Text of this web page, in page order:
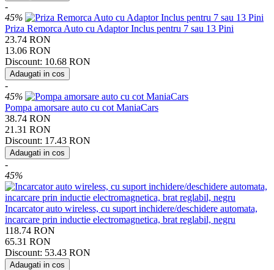
-
45%
Priza Remorca Auto cu Adaptor Inclus pentru 7 sau 13 Pini
23.74 RON
13.06 RON
Discount: 10.68 RON
Adaugati in cos
-
45%
Pompa amorsare auto cu cot ManiaCars
38.74 RON
21.31 RON
Discount: 17.43 RON
Adaugati in cos
-
45%
Incarcator auto wireless, cu suport inchidere/deschidere automata,
incarcare prin inductie electromagnetica, brat reglabil, negru
118.74 RON
65.31 RON
Discount: 53.43 RON
Adaugati in cos